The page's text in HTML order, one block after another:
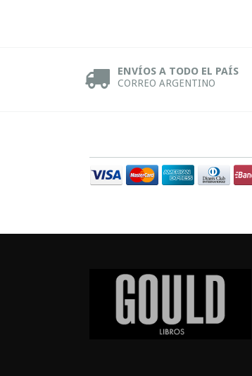
ENVÍOS A TODO EL PAÍS
CORREO ARGENTINO